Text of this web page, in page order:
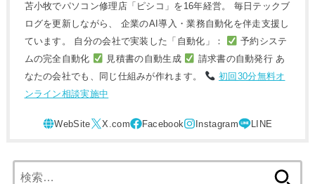
苫小牧でパソコン修理店「ピシコ」を16年経営。 毎日テックブ
ログを更新しながら、 企業のAI導入・業務自動化を伴走支援し
ています。 自分の会社で実装した「自動化」：
予約システ
ムの完全自動化
見積書の自動生成
請求書の自動発行 あ
なたの会社でも、同じ仕組みが作れます。
初回30分無料オ
ンライン相談実施中